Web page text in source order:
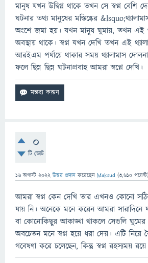
মানুষ যখন উদ্বিগ্ন থাকে তখন সে স্বপ্ন বেশি
ঘটনার তথ্য মানুষের মস্তিষ্কের
অংশে জমা হয়। যখন মানুষ ঘুমায়, তখন এই
অবস্থায় থাকে। স্বপ্ন যখন দেখি তখন এই
আরইএম পর্যায়ে থাকার সময় থ্যালামাস
ফলে ছিন্ন ছিন্ন ঘটনাপ্রবাহ আমরা স্বপ্নে দেখি।
0
টি ভোট
16 অগাস্ট 2022 উত্তর প্রদান করেছেন Maksud (3,610 পয়েন্ট)
আমরা স্বপ্ন কেন দেখি তার এখনও কোনো
যায় নি। অনেকে মনে করেন আমরা সারাদিনে
বা কোনোকিছুর আকাঙ্খা থাকলে সেগুলি ঘুমের
অবচেতন মনে স্বপ্ন হয়ে ধরা দেয়। এটি নিয়ে
গবেষণা করে চলেছেন, কিন্তু স্বপ্ন রহস্যময়